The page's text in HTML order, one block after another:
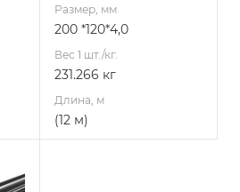
Размер, мм
200 *120*4,0
Вес 1 шт./кг.
231.266 кг
Длина, м
(12 м)